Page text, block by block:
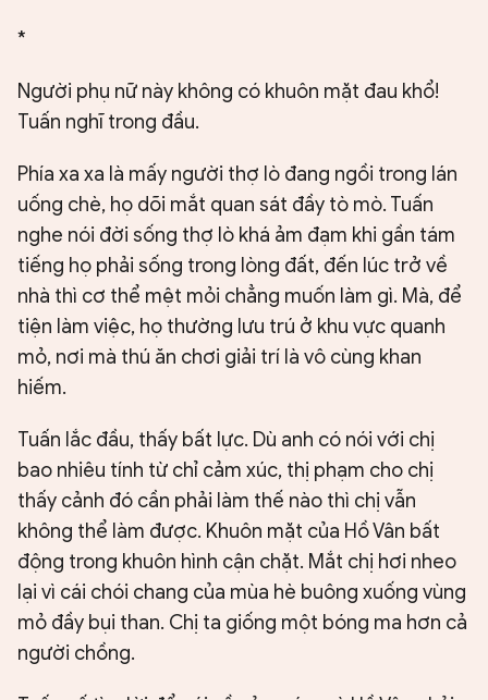
*
Người phụ nữ này không có khuôn mặt đau khổ!
Tuấn nghĩ trong đầu.
Phía xa xa là mấy người thợ lò đang ngồi trong lán
uống chè, họ dõi mắt quan sát đầy tò mò. Tuấn
nghe nói đời sống thợ lò khá ảm đạm khi gần tám
tiếng họ phải sống trong lòng đất, đến lúc trở về
nhà thì cơ thể mệt mỏi chẳng muốn làm gì. Mà, để
tiện làm việc, họ thường lưu trú ở khu vực quanh
mỏ, nơi mà thú ăn chơi giải trí là vô cùng khan
hiếm.
Tuấn lắc đầu, thấy bất lực. Dù anh có nói với chị
bao nhiêu tính từ chỉ cảm xúc, thị phạm cho chị
thấy cảnh đó cần phải làm thế nào thì chị vẫn
không thể làm được. Khuôn mặt của Hồ Vân bất
động trong khuôn hình cận chặt. Mắt chị hơi nheo
lại vì cái chói chang của mùa hè buông xuống vùng
mỏ đầy bụi than. Chị ta giống một bóng ma hơn cả
người chồng.